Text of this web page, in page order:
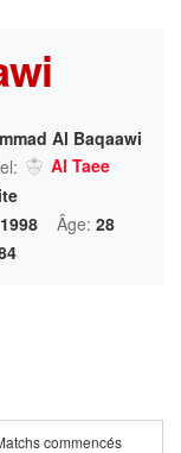
Al Baqaawi
Al Taee
Âge: 28
commencés